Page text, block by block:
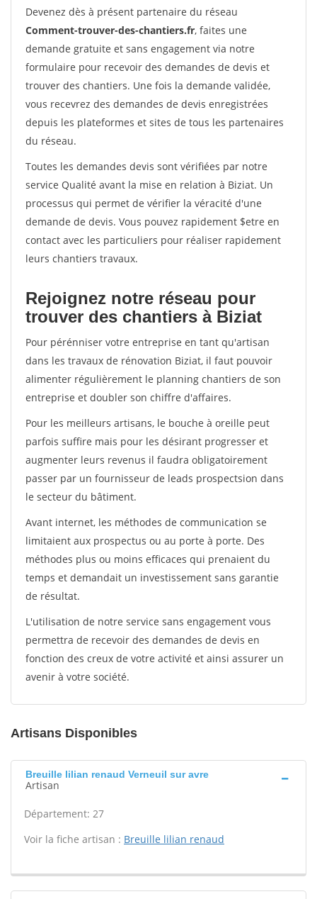
Devenez dès à présent partenaire du réseau
Comment-trouver-des-chantiers.fr, faites une
demande gratuite et sans engagement via notre
formulaire pour recevoir des demandes de devis et
trouver des chantiers. Une fois la demande validée,
vous recevrez des demandes de devis enregistrées
depuis les plateformes et sites de tous les partenaires
du réseau.
Toutes les demandes devis sont vérifiées par notre
service Qualité avant la mise en relation à Biziat. Un
processus qui permet de vérifier la véracité d'une
demande de devis. Vous pouvez rapidement $etre en
contact avec les particuliers pour réaliser rapidement
leurs chantiers travaux.
Rejoignez notre réseau pour
trouver des chantiers à Biziat
Pour pérénniser votre entreprise en tant qu'artisan
dans les travaux de rénovation Biziat, il faut pouvoir
alimenter régulièrement le planning chantiers de son
entreprise et doubler son chiffre d'affaires.
Pour les meilleurs artisans, le bouche à oreille peut
parfois suffire mais pour les désirant progresser et
augmenter leurs revenus il faudra obligatoirement
passer par un fournisseur de leads prospectsion dans
le secteur du bâtiment.
Avant internet, les méthodes de communication se
limitaient aux prospectus ou au porte à porte. Des
méthodes plus ou moins efficaces qui prenaient du
temps et demandait un investissement sans garantie
de résultat.
L'utilisation de notre service sans engagement vous
permettra de recevoir des demandes de devis en
fonction des creux de votre activité et ainsi assurer un
avenir à votre société.
Artisans Disponibles
Breuille lilian renaud Verneuil sur avre
Artisan
Département: 27
Voir la fiche artisan : Breuille lilian renaud